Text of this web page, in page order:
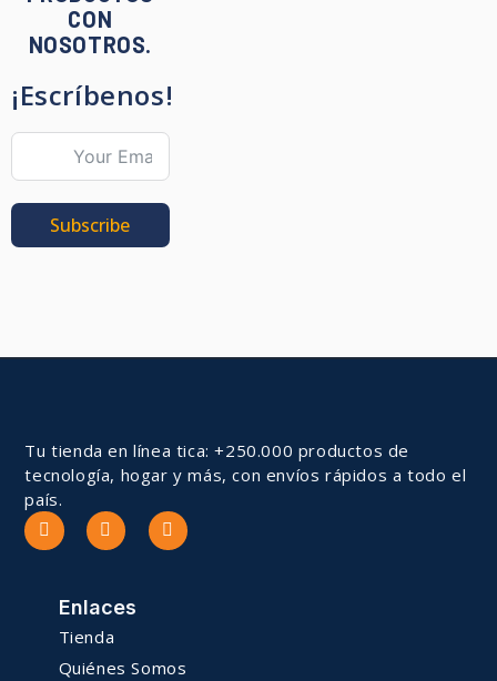
CON
NOSOTROS.
¡Escríbenos!
Subscribe
Tu tienda en línea tica: +250.000 productos de
tecnología, hogar y más, con envíos rápidos a todo el
país.
Enlaces
Tienda
Quiénes Somos